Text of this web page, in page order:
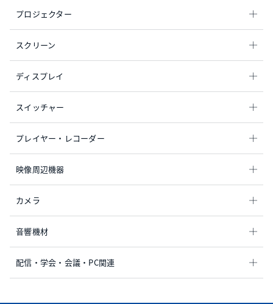
プロジェクター
スクリーン
ディスプレイ
スイッチャー
プレイヤー・レコーダー
映像周辺機器
カメラ
音響機材
配信・学会・会議・PC関連